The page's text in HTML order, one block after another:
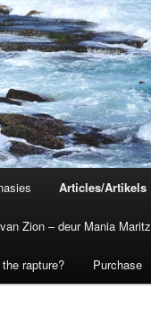
Articles/Artikels
Zion – deur Mania Maritz
rapture? Purchase